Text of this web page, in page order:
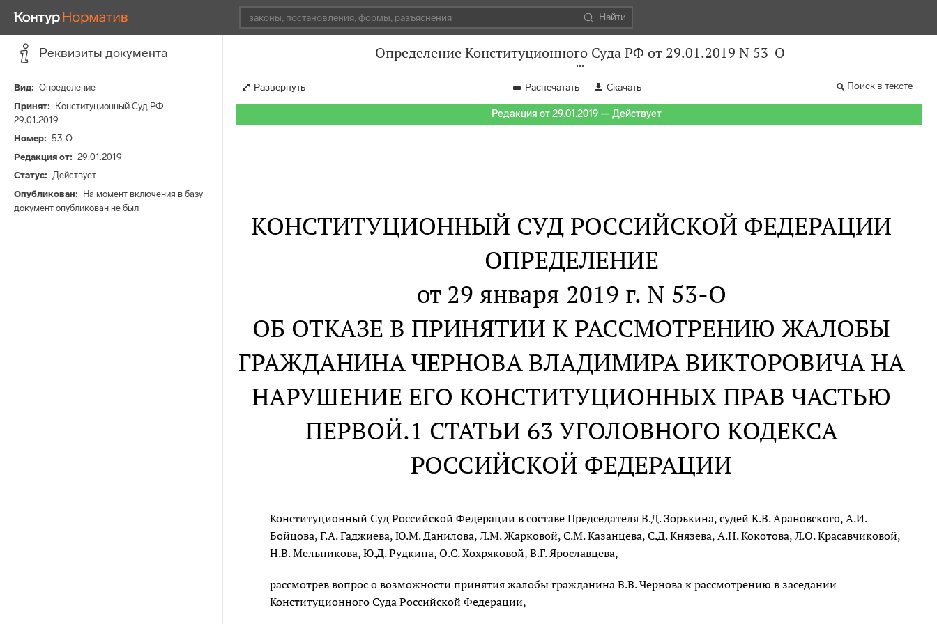
Найти
Реквизиты документа
Вид
Определение
Принят
Конституционный Суд РФ
29.01.2019
Номер
53-О
Редакция от
29.01.2019
Статус
Действует
Опубликован
На момент включения в базу
документ опубликован не был
Определение Конституционного Суда РФ от 29.01.2019 N 53-О
Развернуть Распечатать Скачать Поиск в тексте
Редакция от 29.01.2019 — Действует
КОНСТИТУЦИОННЫЙ СУД РОССИЙСКОЙ ФЕДЕРАЦИИ
ОПРЕДЕЛЕНИЕ
от 29 января 2019 г. N 53-О
ОБ ОТКАЗЕ В ПРИНЯТИИ К РАССМОТРЕНИЮ ЖАЛОБЫ
ГРАЖДАНИНА ЧЕРНОВА ВЛАДИМИРА ВИКТОРОВИЧА НА
НАРУШЕНИЕ ЕГО КОНСТИТУЦИОННЫХ ПРАВ ЧАСТЬЮ
ПЕРВОЙ.1 СТАТЬИ 63 УГОЛОВНОГО КОДЕКСА
РОССИЙСКОЙ ФЕДЕРАЦИИ
Конституционный Суд Российской Федерации в составе Председателя В.Д. Зорькина, судей К.В. Арановского, А.И.
Бойцова, Г.А. Гаджиева, Ю.М. Данилова, Л.М. Жарковой, С.М. Казанцева, С.Д. Князева, А.Н. Кокотова, Л.О. Красавчиковой,
Н.В. Мельникова, Ю.Д. Рудкина, О.С. Хохряковой, В.Г. Ярославцева,
рассмотрев вопрос о возможности принятия жалобы гражданина В.В. Чернова к рассмотрению в заседании
Конституционного Суда Российской Федерации,